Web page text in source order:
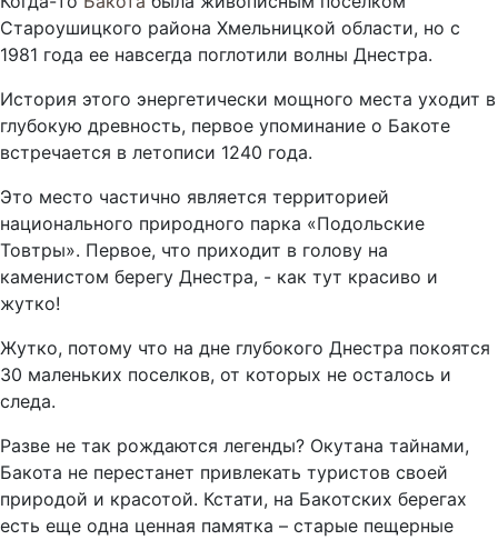
Староушицкого района Хмельницкой области, но с
1981 года ее навсегда поглотили волны Днестра.
История этого энергетически мощного места уходит в
глубокую древность, первое упоминание о Бакоте
встречается в летописи 1240 года.
Это место частично является территорией
национального природного парка «Подольские
Товтры». Первое, что приходит в голову на
каменистом берегу Днестра, - как тут красиво и
жутко!
Жутко, потому что на дне глубокого Днестра покоятся
30 маленьких поселков, от которых не осталось и
следа.
Разве не так рождаются легенды? Окутана тайнами,
Бакота не перестанет привлекать туристов своей
природой и красотой. Кстати, на Бакотских берегах
есть еще одна ценная памятка – старые пещерные